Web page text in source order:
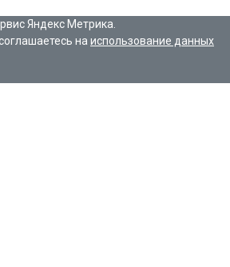
Яндекс Метрика.
наиспользование данных